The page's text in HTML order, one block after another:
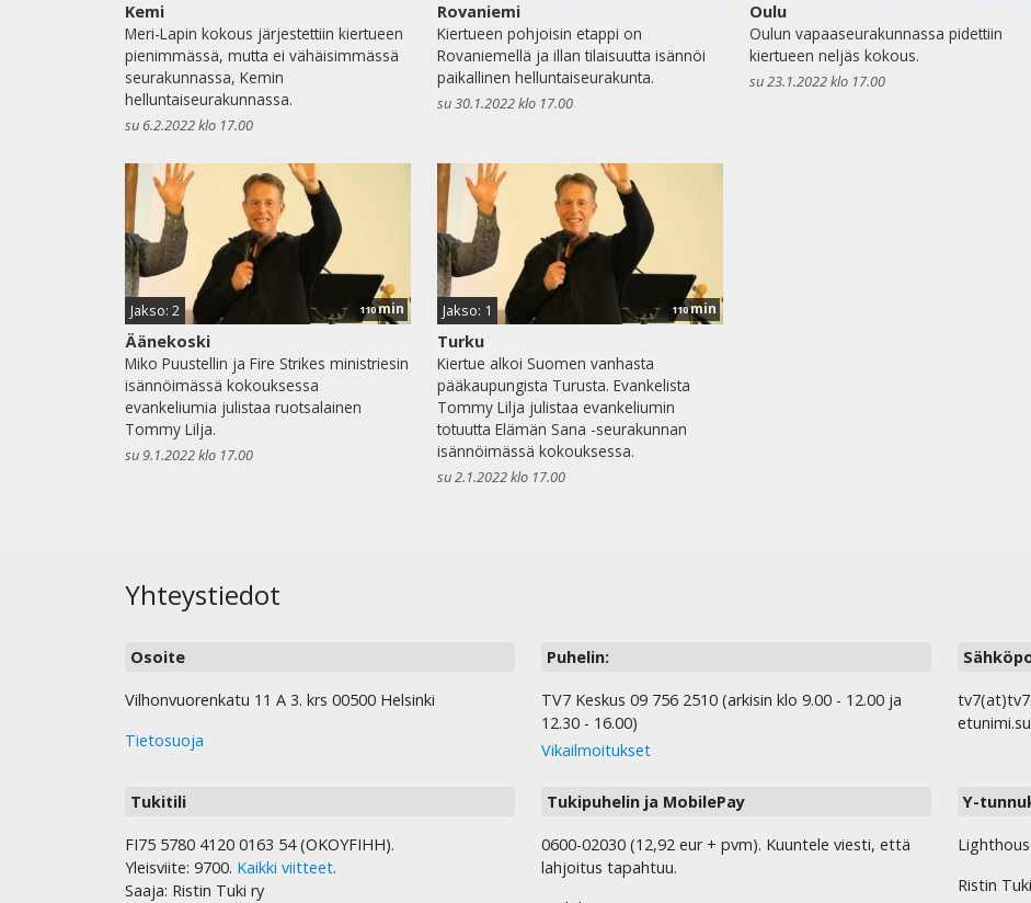
Kemi
Meri-Lapin kokous järjestettiin kiertueen
pienimmässä, mutta ei vähäisimmässä
seurakunnassa, Kemin
helluntaiseurakunnassa.
su 6.2.2022 klo 17.00
Rovaniemi
Kiertueen pohjoisin etappi on
Rovaniemellä ja illan tilaisuutta isännöi
paikallinen helluntaiseurakunta.
su 30.1.2022 klo 17.00
Oulu
Oulun vapaaseurakunnassa pidettiin
kiertueen neljäs kokous.
su 23.1.2022 klo 17.00
Jakso: 2 110min
Äänekoski
Miko Puustellin ja Fire Strikes ministriesin
isännöimässä kokouksessa
evankeliumia julistaa ruotsalainen
Tommy Lilja.
su 9.1.2022 klo 17.00
Jakso: 1 110min
Turku
Kiertue alkoi Suomen vanhasta
pääkaupungista Turusta. Evankelista
Tommy Lilja julistaa evankeliumin
totuutta Elämän Sana -seurakunnan
isännöimässä kokouksessa.
su 2.1.2022 klo 17.00
Yhteystiedot
Osoite
Vilhonvuorenkatu 11 A 3. krs 00500 Helsinki
Tietosuoja
Puhelin:
TV7 Keskus 09 756 2510 (arkisin klo 9.00 - 12.00 ja
12.30 - 16.00)
Vikailmoitukset
Tukitili
FI75 5780 4120 0163 54 (OKOYFIHH).
Yleisviite: 9700. Kaikki viitteet.
Saaja: Ristin Tuki ry
Tukipuhelin ja MobilePay
0600-02030 (12,92 eur + pvm). Kuuntele viesti, että
lahjoitus tapahtuu.
Y-
Ristin